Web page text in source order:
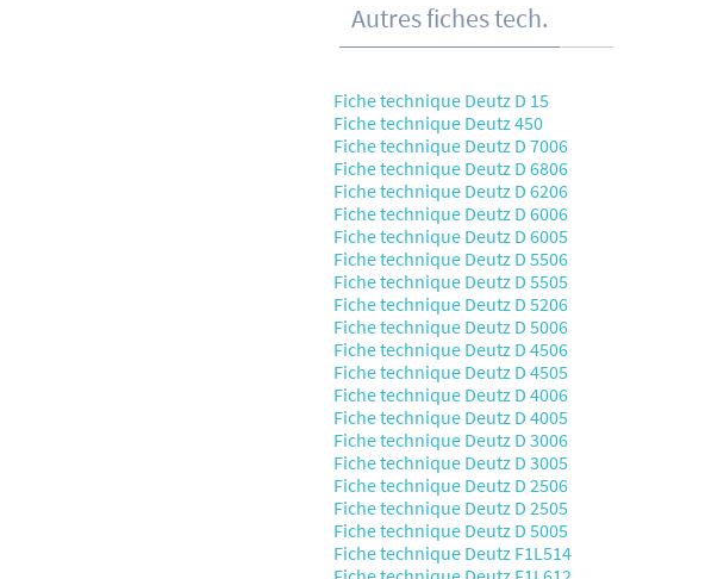
Autres fiches tech.
Fiche technique Deutz D 15
Fiche technique Deutz 450
Fiche technique Deutz D 7006
Fiche technique Deutz D 6806
Fiche technique Deutz D 6206
Fiche technique Deutz D 6006
Fiche technique Deutz D 6005
Fiche technique Deutz D 5506
Fiche technique Deutz D 5505
Fiche technique Deutz D 5206
Fiche technique Deutz D 5006
Fiche technique Deutz D 4506
Fiche technique Deutz D 4505
Fiche technique Deutz D 4006
Fiche technique Deutz D 4005
Fiche technique Deutz D 3006
Fiche technique Deutz D 3005
Fiche technique Deutz D 2506
Fiche technique Deutz D 2505
Fiche technique Deutz D 5005
Fiche technique Deutz F1L514